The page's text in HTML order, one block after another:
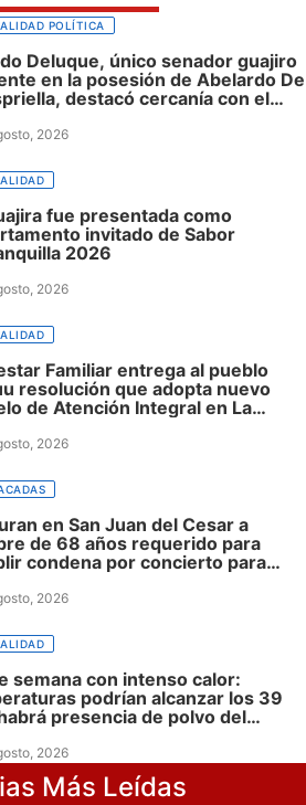
POLÍTICA
Deluque, único senador guajiro
en la posesión de Abelardo De
destacó cercanía con el
Guajira
2026
fue presentada como
invitado de Sabor
2026
2026
Familiar entrega al pueblo
resolución que adopta nuevo
de Atención Integral en La
2026
en San Juan del Cesar a
de 68 años requerido para
condena por concierto para
2026
semana con intenso calor:
podrían alcanzar los 39
presencia de polvo del
2026
Más Leídas